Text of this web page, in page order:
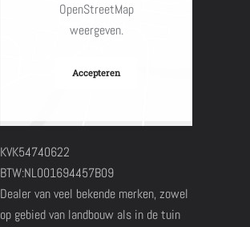
OpenStreetMap
weergeven.
Accepteren
KVK54740622
BTW:NL001694457B09
Dealer van veel bekende merken, zowel
op gebied van landbouw als in de tuin